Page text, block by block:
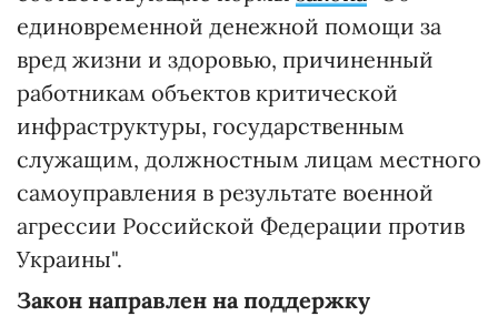
единовременной денежной помощи за
вред жизни и здоровью, причиненный
работникам объектов критической
инфраструктуры, государственным
служащим, должностным лицам местного
самоуправления в результате военной
агрессии Российской Федерации против
Украины".
Закон направлен на поддержку